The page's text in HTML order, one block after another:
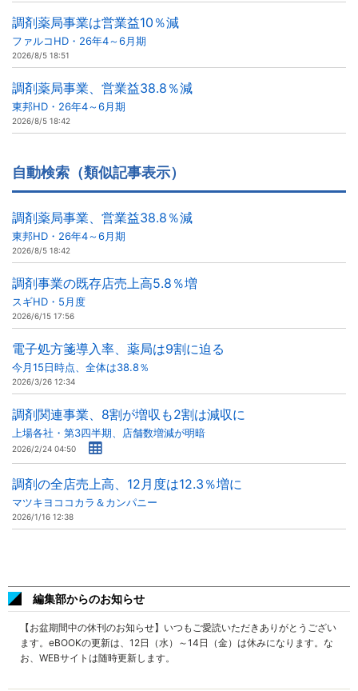
調剤薬局事業は営業益10％減
ファルコHD・26年4～6月期
2026/8/5 18:51
調剤薬局事業、営業益38.8％減
東邦HD・26年4～6月期
2026/8/5 18:42
自動検索（類似記事表示）
調剤薬局事業、営業益38.8％減
東邦HD・26年4～6月期
2026/8/5 18:42
調剤事業の既存店売上高5.8％増
スギHD・5月度
2026/6/15 17:56
電子処方箋導入率、薬局は9割に迫る
今月15日時点、全体は38.8％
2026/3/26 12:34
調剤関連事業、8割が増収も2割は減収に
上場各社・第3四半期、店舗数増減が明暗
2026/2/24 04:50
調剤の全店売上高、12月度は12.3％増に
マツキヨココカラ＆カンパニー
2026/1/16 12:38
編集部からのお知らせ
【お盆期間中の休刊のお知らせ】いつもご愛読いただきありがとうござい
ます。eBOOKの更新は、12日（水）～14日（金）は休みになります。な
お、WEBサイトは随時更新します。